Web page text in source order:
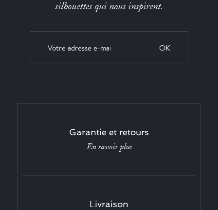
silhouettes qui nous inspirent.
OK
Garantie et retours
En savoir plus
Livraison